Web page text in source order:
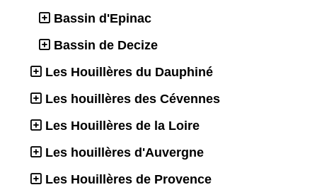
Bassin d'Epinac
Bassin de Decize
Les Houillères du Dauphiné
Les houillères des Cévennes
Les Houillères de la Loire
Les houillères d'Auvergne
Les Houillères de Provence